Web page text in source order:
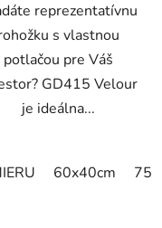
150x100cm
reprezentatívnu
s vlastnou
potlačou pre Váš
GD415 Velour
je ideálna...
60x40cm